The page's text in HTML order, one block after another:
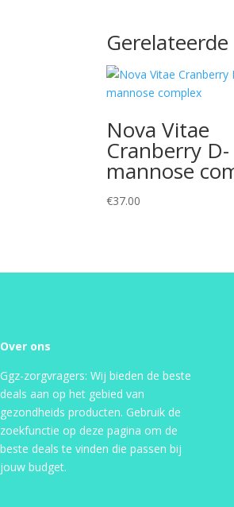
Nova Vitae
Cranberry D-
mannose
€37.00
Over ons
Ggz-zorgvragers: Wij bieden de beste
deals aan op het gebied van
gezondheids producten. Gebruik de
zoekfunctie op deze pagina om de
beste deals te vinden die passen bij
jouw budget.